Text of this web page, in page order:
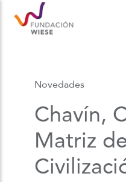
Novedades
Chavín,
Matriz